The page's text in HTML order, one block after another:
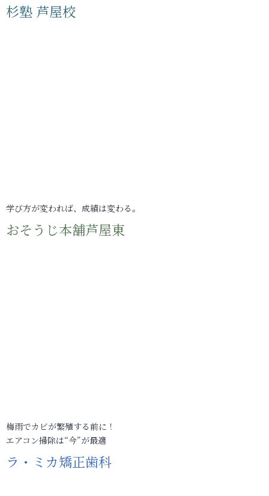
杉塾 芦屋校
学び方が変われば、成績は変わる。
おそうじ本舗芦屋東
梅雨でカビが繁殖する前に！
エアコン掃除は“今”が最適
ラ・ミカ矯正歯科